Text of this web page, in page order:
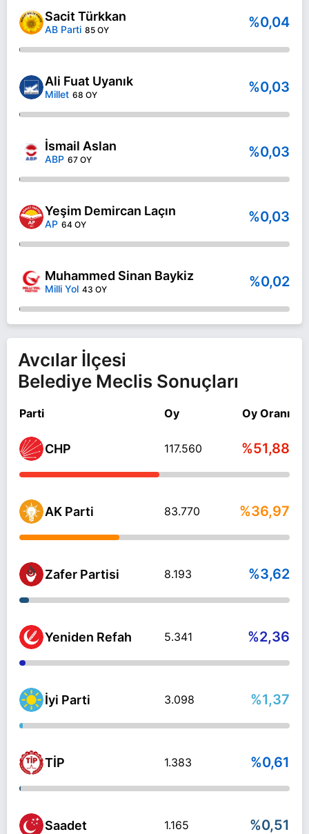
Sacit Türkkan
AB Parti 85 OY %0,04
Ali Fuat Uyanık
Millet 68 OY %0,03
İsmail Aslan
ABP 67 OY %0,03
Yeşim Demircan Laçın
AP 64 OY %0,03
Muhammed Sinan Baykiz
Milli Yol 43 OY %0,02
Avcılar İlçesi
Belediye Meclis Sonuçları
Parti Oy Oy Oranı
CHP 117.560 %51,88
AK Parti 83.770 %36,97
Zafer Partisi 8.193 %3,62
Yeniden Refah 5.341 %2,36
İyi Parti 3.098 %1,37
TİP 1.383 %0,61
Saadet 1.165 %0,51